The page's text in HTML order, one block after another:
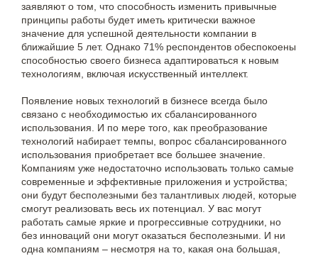
заявляют о том, что способность изменить привычные
принципы работы будет иметь критически важное
значение для успешной деятельности компании в
ближайшие 5 лет. Однако 71% респондентов обеспокоены
способностью своего бизнеса адаптироваться к новым
технологиям, включая искусственный интеллект.
Появление новых технологий в бизнесе всегда было
связано с необходимостью их сбалансированного
использования. И по мере того, как преобразование
технологий набирает темпы, вопрос сбалансированного
использования приобретает все большее значение.
Компаниям уже недостаточно использовать только самые
современные и эффективные приложения и устройства;
они будут бесполезными без талантливых людей, которые
смогут реализовать весь их потенциал. У вас могут
работать самые яркие и прогрессивные сотрудники, но
без инноваций они могут оказаться бесполезными. И ни
одна компаниям – несмотря на то, какая она большая,